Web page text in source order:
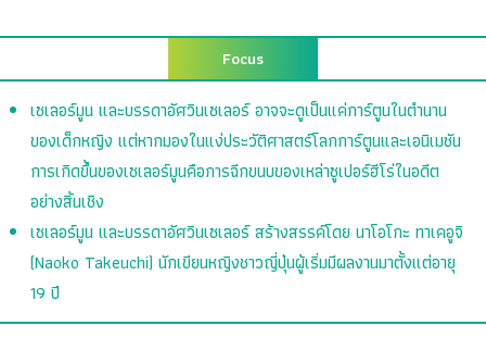
Focus
เซเลอร์มูน และบรรดาอัศวินเซเลอร์ อาจจะดูเป็นแค่การ์ตูนในตำนาน
ของเด็กหญิง แต่หากมองในแง่ประวัติศาสตร์โลกการ์ตูนและเอนิเมชัน
การเกิดขึ้นของเซเลอร์มูนคือการฉีกขนบของเหล่าซูเปอร์ฮีโร่ในอดีต
อย่างสิ้นเชิง
เซเลอร์มูน และบรรดาอัศวินเซเลอร์ สร้างสรรค์โดย นาโอโกะ ทาเคอูจิ
(Naoko Takeuchi) นักเขียนหญิงชาวญี่ปุ่นผู้เริ่มมีผลงานมาตั้งแต่อายุ
19 ปี